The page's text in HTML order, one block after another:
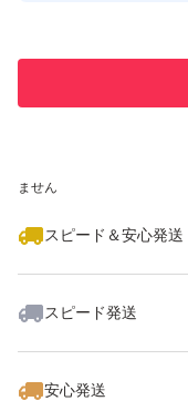
ません
スピード＆安心発送
スピード発送
安心発送